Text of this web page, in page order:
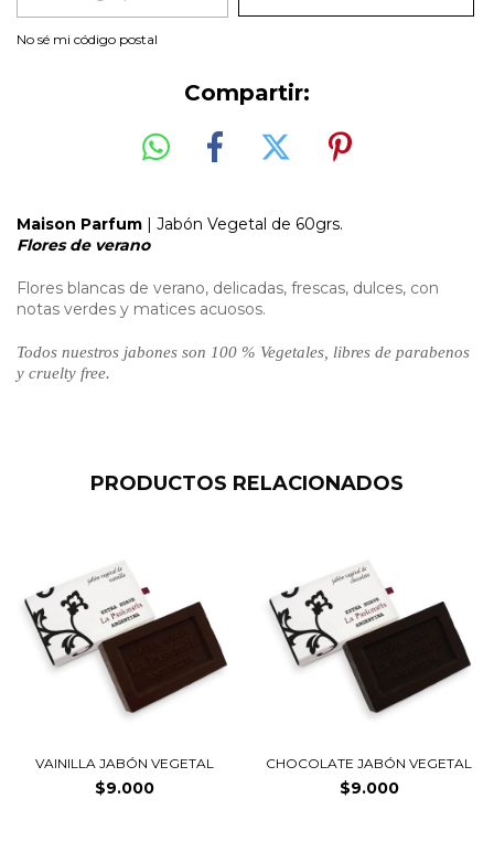
No sé mi código postal
Compartir:
Maison Parfum | Jabón Vegetal de 60grs.
Flores de verano
Flores blancas de verano, delicadas, frescas, dulces, con
notas verdes y matices acuosos.
Todos nuestros jabones son 100 % Vegetales, libres de parabenos
y cruelty free.
PRODUCTOS RELACIONADOS
VAINILLA JABÓN VEGETAL
$9.000
CHOCOLATE JABÓN VEGETAL
$9.000